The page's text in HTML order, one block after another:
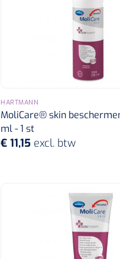
HARTMANN
MoliCare® skin
ml - 1 st
€ 11,15 excl. btw